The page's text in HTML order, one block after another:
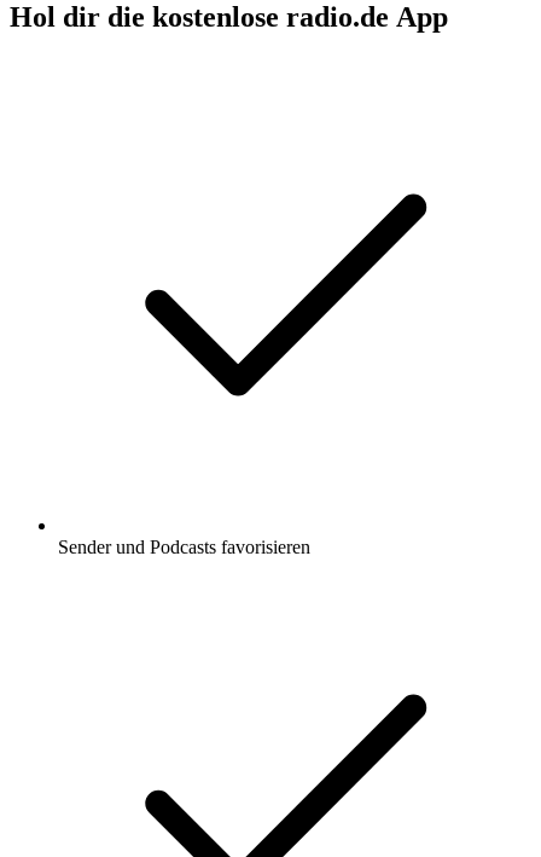
Hol dir die kostenlose radio.de App
Sender und Podcasts favorisieren